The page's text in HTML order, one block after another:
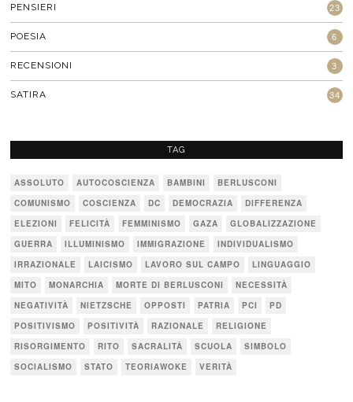
PENSIERI 23
POESIA 6
RECENSIONI 3
SATIRA 34
TAG
ASSOLUTO AUTOCOSCIENZA BAMBINI
BERLUSCONI
COMUNISMO
COSCIENZA DC DEMOCRAZIA
DIFFERENZA
ELEZIONI
FELICITÀ FEMMINISMO GAZA
GLOBALIZZAZIONE
GUERRA
ILLUMINISMO IMMIGRAZIONE
INDIVIDUALISMO
IRRAZIONALE
LAICISMO LAVORO SUL CAMPO
LINGUAGGIO
MITO
MONARCHIA MORTE DI BERLUSCONI
NECESSITÀ
NEGATIVITÀ
NIETZSCHE OPPOSTI PATRIA PCI
PD
POSITIVISMO
POSITIVITÀ RAZIONALE
RELIGIONE
RISORGIMENTO
RITO SACRALITÀ SCUOLA
SIMBOLO
SOCIALISMO
STATO TEORIAWOKE VERITÀ